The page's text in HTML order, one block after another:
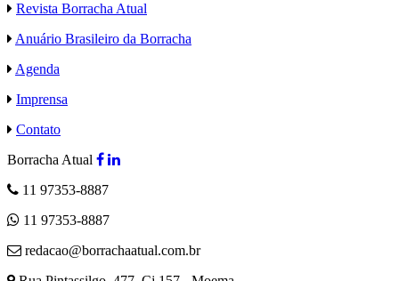
Revista Borracha Atual
Anuário Brasileiro da Borracha
Agenda
Imprensa
Contato
Borracha Atual
11 97353-8887
11 97353-8887
redacao@borrachaatual.com.br